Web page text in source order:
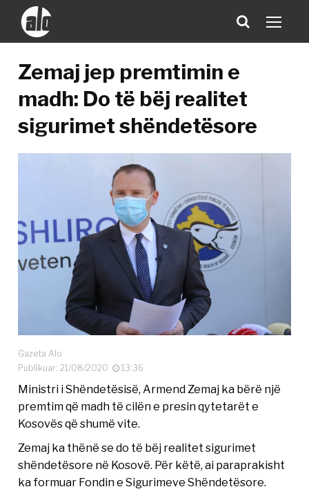
Zemaj jep premtimin e
madh: Do të bëj realitet
sigurimet shëndetësore
Gazeta Alo
Publikuar: 21/08/2020
13:36
Ministri i Shëndetësisë, Armend Zemaj ka bërë një
premtim që madh të cilën e presin qytetarët e
Kosovës që shumë vite.
Zemaj ka thënë se do të bëj realitet sigurimet
shëndetësore në Kosovë. Për këtë, ai paraprakisht
ka formuar Fondin e Sigurimeve Shëndetësore.